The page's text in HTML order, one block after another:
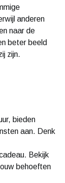
anderen
naar de
beter beeld
zijn.
bieden
aan. Denk
Bekijk
behoeften